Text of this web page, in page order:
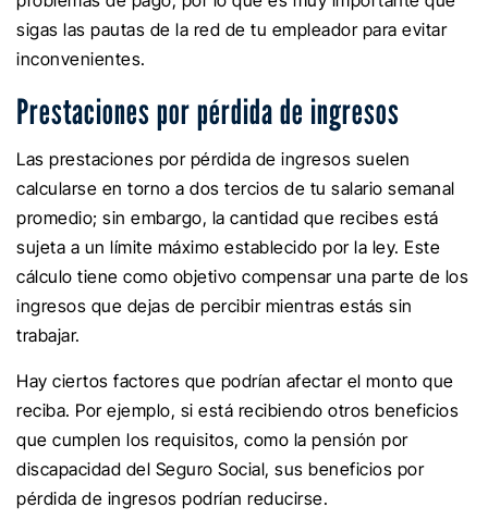
sigas las pautas de la red de tu empleador para evitar
inconvenientes.
Prestaciones por pérdida de ingresos
Las prestaciones por pérdida de ingresos suelen
calcularse en torno a dos tercios de tu salario semanal
promedio; sin embargo, la cantidad que recibes está
sujeta a un límite máximo establecido por la ley. Este
cálculo tiene como objetivo compensar una parte de los
ingresos que dejas de percibir mientras estás sin
trabajar.
Hay ciertos factores que podrían afectar el monto que
reciba. Por ejemplo, si está recibiendo otros beneficios
que cumplen los requisitos, como la pensión por
discapacidad del Seguro Social, sus beneficios por
pérdida de ingresos podrían reducirse.